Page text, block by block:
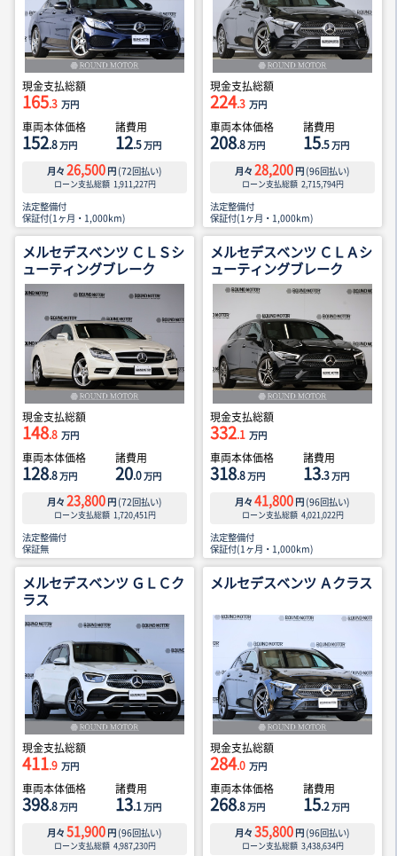
現金支払総額
165.3 万円
車両本体価格
152.8万円
諸費用
12.5万円
月々 26,500 円 (72回払い)
ローン支払総額 1,911,227円
法定整備付
保証付(1ヶ月・1,000km)
現金支払総額
224.3 万円
車両本体価格
208.8万円
諸費用
15.5万円
月々 28,200 円 (96回払い)
ローン支払総額 2,715,794円
法定整備付
保証付(1ヶ月・1,000km)
メルセデスベンツ ＣＬＳシ
ューティングブレーク
現金支払総額
148.8 万円
車両本体価格
128.8万円
諸費用
20.0万円
月々 23,800 円 (72回払い)
ローン支払総額 1,720,451円
法定整備付
保証無
メルセデスベンツ ＣＬＡシ
ューティングブレーク
現金支払総額
332.1 万円
車両本体価格
318.8万円
諸費用
13.3万円
月々 41,800 円 (96回払い)
ローン支払総額 4,021,022円
法定整備付
保証付(1ヶ月・1,000km)
メルセデスベンツ ＧＬＣク
ラス
現金支払総額
411.9 万円
車両本体価格
398.8万円
諸費用
13.1万円
月々 51,900 円 (96回払い)
ローン支払総額 4,987,230円
メルセデスベンツ Ａクラス
現金支払総額
284.0 万円
車両本体価格
268.8万円
諸費用
15.2万円
月々 35,800 円 (96回払い)
ローン支払総額 3,438,634円